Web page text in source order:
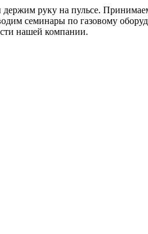
руку на пульсе.
семинары по газовому
нашей компании.